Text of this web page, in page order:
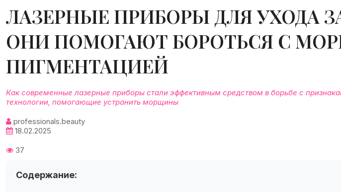
ЛАЗЕРНЫЕ ПРИБОРЫ ДЛЯ УХОДА
ОНИ ПОМОГАЮТ БОРОТЬСЯ С
ПИГМЕНТАЦИЕЙ
Как современные лазерные приборы стали эффективным средством в борьбе с
технологии, помогающие устранить морщины
professionals.beauty
18.02.2025
37
Содержание: